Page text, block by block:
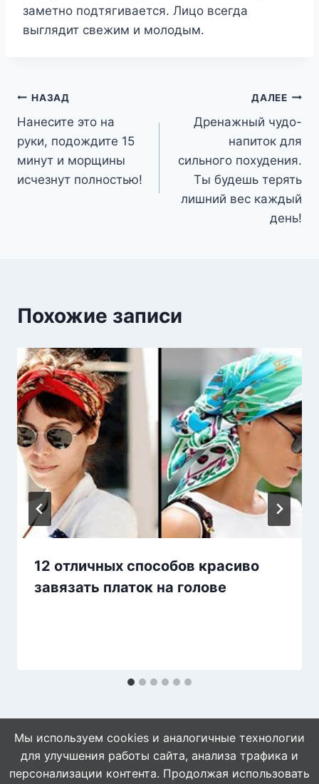
заметно подтягивается. Лицо всегда
выглядит свежим и молодым.
Навигация
по
записям
НАЗАД
Нанесите это на
руки, подождите 15
минут и морщины
исчезнут полностью!
ДАЛЕЕ
Дренажный чудо-
напиток для
сильного похудения.
Ты будешь терять
лишний вес каждый
день!
Похожие записи
12 отличных способов красиво
завязать платок на голове
Мы используем cookies и аналогичные технологии
для улучшения работы сайта, анализа трафика и
персонализации контента. Продолжая использовать